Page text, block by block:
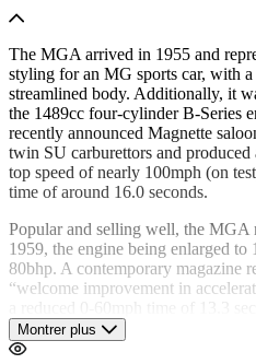
The MGA arrived in 1955 and
styling for an MG sports car, with
streamlined body. Additionally, it
the 1489cc four-cylinder B-Series
recently announced Magnette
twin SU carburettors and
top speed of nearly 100mph (on
time of around 16.0 seconds.
Popular and selling well, the MGA
1959, the engine being enlarged
80bhp. A contemporary magazine
“welcome improvement in
sported Girling disc brakes at the
the rear.
Montrer plus